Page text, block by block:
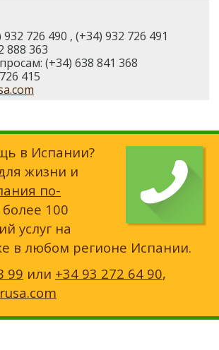
726 490 , (+34) 932 726 491
888 363
(+34) 638 841 368
415
в Испании?
жизни и
по-
более 100
услуг на
в любом регионе Испании.
99 или +34 93 272 64 90,